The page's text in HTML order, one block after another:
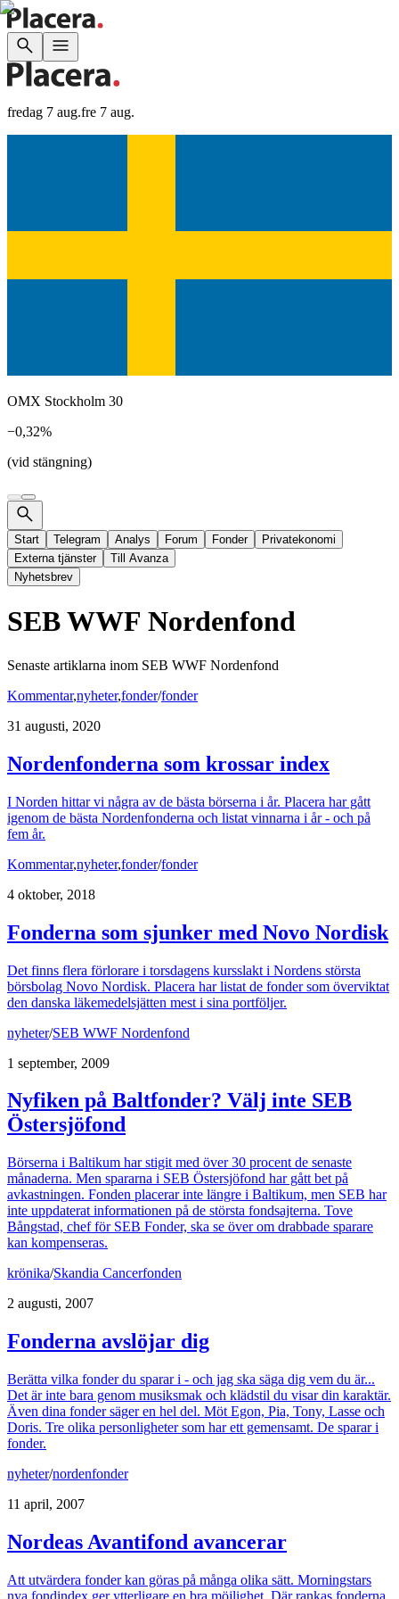
fredag 7 aug.fre 7 aug.
OMX Stockholm 30
−0,32%
(vid stängning)
Start Telegram Analys Forum Fonder
Privatekonomi
Externa tjänster
Till Avanza
Nyhetsbrev
SEB WWF Nordenfond
Senaste artiklarna inom SEB WWF Nordenfond
Kommentar,nyheter,fonder/fonder
31 augusti, 2020
Nordenfonderna som krossar index
I Norden hittar vi några av de bästa börserna i år. Placera har gått
igenom de bästa Nordenfonderna och listat vinnarna i år - och på
fem år.
Kommentar,nyheter,fonder/fonder
4 oktober, 2018
Fonderna som sjunker med Novo Nordisk
Det finns flera förlorare i torsdagens kursslakt i Nordens största
börsbolag Novo Nordisk. Placera har listat de fonder som överviktat
den danska läkemedelsjätten mest i sina portföljer.
nyheter/SEB WWF Nordenfond
1 september, 2009
Nyfiken på Baltfonder? Välj inte SEB
Östersjöfond
Börserna i Baltikum har stigit med över 30 procent de senaste
månaderna. Men spararna i SEB Östersjöfond har gått bet på
avkastningen. Fonden placerar inte längre i Baltikum, men SEB har
inte uppdaterat informationen på de största fondsajterna. Tove
Bångstad, chef för SEB Fonder, ska se över om drabbade sparare
kan kompenseras.
krönika/Skandia Cancerfonden
2 augusti, 2007
Fonderna avslöjar dig
Berätta vilka fonder du sparar i - och jag ska säga dig vem du är...
Det är inte bara genom musiksmak och klädstil du visar din karaktär.
Även dina fonder säger en hel del. Möt Egon, Pia, Tony, Lasse och
Doris. Tre olika personligheter som har ett gemensamt. De sparar i
fonder.
nyheter/nordenfonder
11 april, 2007
Nordeas Avantifond avancerar
Att utvärdera fonder kan göras på många olika sätt. Morningstars
nya fondindex ger ytterligare en bra möjlighet. Där rankas fonderna